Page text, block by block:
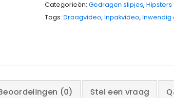
Categorieën: Gedragen slipjes, Hipsters
Tags: Draagvideo, Inpakvideo, Inwendig
(0) Stel een vraag